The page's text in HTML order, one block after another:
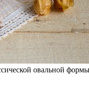
овальной